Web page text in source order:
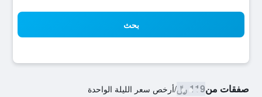
بحث
صفقات من119 ﷼ /أرخص سعر الليلة الواحدة